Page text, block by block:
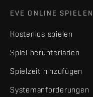
EVE ONLINE SPIELEN
Kostenlos spielen
Spiel herunterladen
Spielzeit hinzufügen
Systemanforderungen